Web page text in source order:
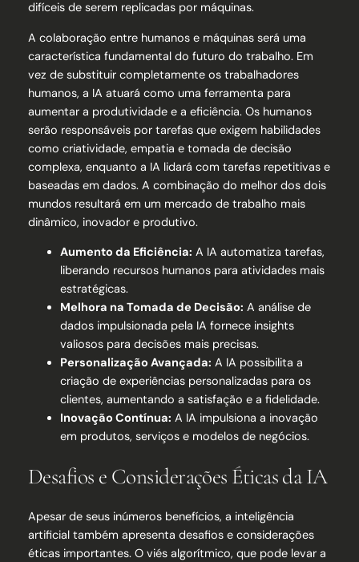
difíceis de serem replicadas por máquinas.
A colaboração entre humanos e máquinas será uma
característica fundamental do futuro do trabalho. Em
vez de substituir completamente os trabalhadores
humanos, a IA atuará como uma ferramenta para
aumentar a produtividade e a eficiência. Os humanos
serão responsáveis por tarefas que exigem habilidades
como criatividade, empatia e tomada de decisão
complexa, enquanto a IA lidará com tarefas repetitivas e
baseadas em dados. A combinação do melhor dos dois
mundos resultará em um mercado de trabalho mais
dinâmico, inovador e produtivo.
Aumento da Eficiência: A IA automatiza tarefas,
liberando recursos humanos para atividades mais
estratégicas.
Melhora na Tomada de Decisão: A análise de
dados impulsionada pela IA fornece insights
valiosos para decisões mais precisas.
Personalização Avançada: A IA possibilita a
criação de experiências personalizadas para os
clientes, aumentando a satisfação e a fidelidade.
Inovação Contínua: A IA impulsiona a inovação
em produtos, serviços e modelos de negócios.
Desafios e Considerações Éticas da IA
Apesar de seus inúmeros benefícios, a inteligência
artificial também apresenta desafios e considerações
éticas importantes. O viés algorítmico, que pode levar a